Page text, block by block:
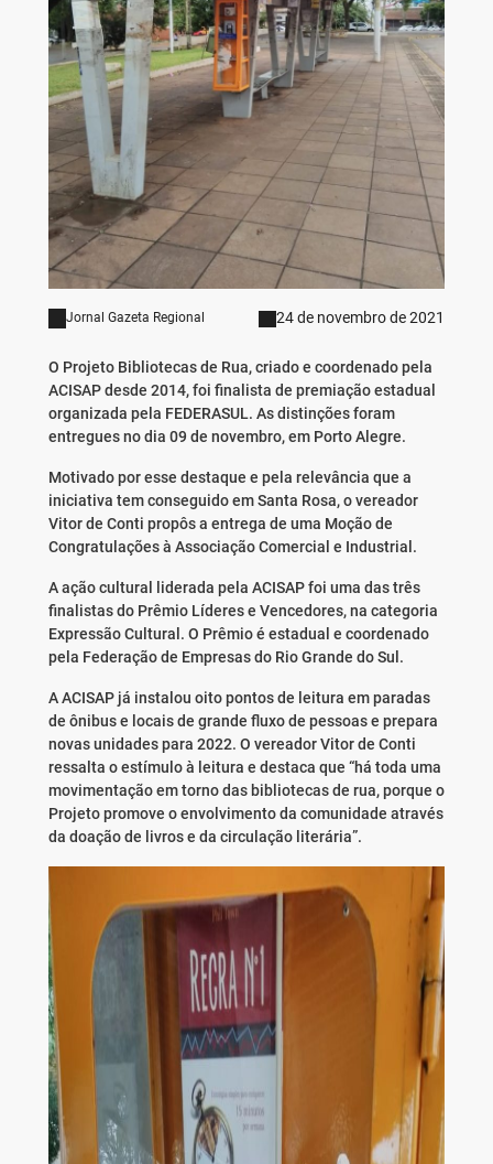
Jornal Gazeta Regional 24 de novembro de 2021
O Projeto Bibliotecas de Rua, criado e coordenado pela
ACISAP desde 2014, foi finalista de premiação estadual
organizada pela FEDERASUL. As distinções foram
entregues no dia 09 de novembro, em Porto Alegre.
Motivado por esse destaque e pela relevância que a
iniciativa tem conseguido em Santa Rosa, o vereador
Vitor de Conti propôs a entrega de uma Moção de
Congratulações à Associação Comercial e Industrial.
A ação cultural liderada pela ACISAP foi uma das três
finalistas do Prêmio Líderes e Vencedores, na categoria
Expressão Cultural. O Prêmio é estadual e coordenado
pela Federação de Empresas do Rio Grande do Sul.
A ACISAP já instalou oito pontos de leitura em paradas
de ônibus e locais de grande fluxo de pessoas e prepara
novas unidades para 2022. O vereador Vitor de Conti
ressalta o estímulo à leitura e destaca que “há toda uma
movimentação em torno das bibliotecas de rua, porque o
Projeto promove o envolvimento da comunidade através
da doação de livros e da circulação literária”.